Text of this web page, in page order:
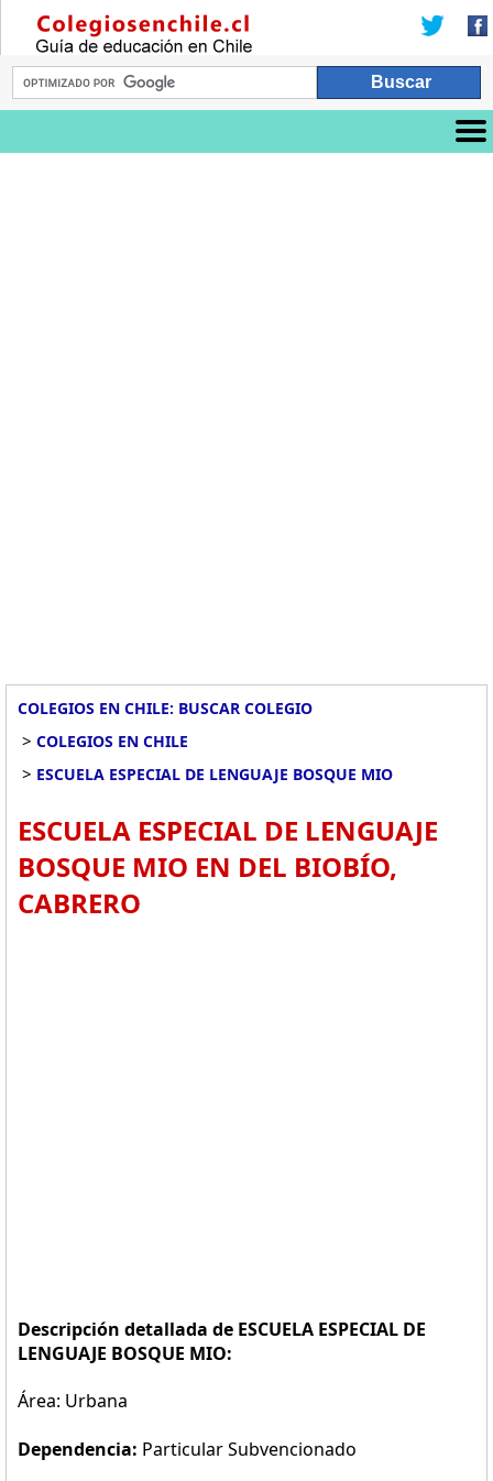
COLEGIOS EN CHILE: BUSCAR COLEGIO
> COLEGIOS EN CHILE
> ESCUELA ESPECIAL DE LENGUAJE BOSQUE MIO
ESCUELA ESPECIAL DE LENGUAJE
BOSQUE MIO EN DEL BIOBÍO,
CABRERO
Descripción detallada de ESCUELA ESPECIAL DE
LENGUAJE BOSQUE MIO:
Área: Urbana
Dependencia: Particular Subvencionado